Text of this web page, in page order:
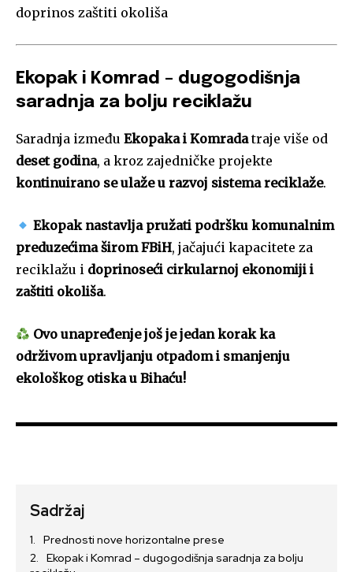
doprinos zaštiti okoliša
Ekopak i Komrad – dugogodišnja
saradnja za bolju reciklažu
Saradnja između Ekopaka i Komradatraje više od
deset godina, a kroz zajedničke projekte
kontinuirano se ulaže u razvoj sistema reciklaže.
Ekopak nastavlja pružati podršku komunalnim
preduzećima širom FBiH, jačajući kapacitete za
reciklažu i doprinoseći cirkularnoj ekonomiji i
zaštiti okoliša.
Ovo unapređenje još je jedan korak ka
održivom upravljanju otpadom i smanjenju
ekološkog otiska u Bihaću!
Sadržaj
Prednosti nove horizontalne prese
Ekopak i Komrad – dugogodišnja saradnja za bolju